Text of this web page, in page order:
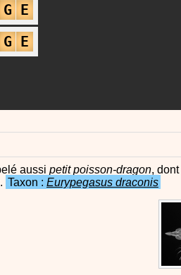
G E
G E
aussi petit poisson-dragon,
Taxon : Eurypegasus draconis